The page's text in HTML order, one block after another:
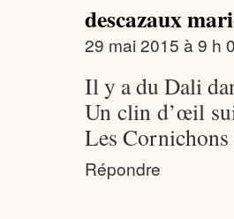
descazaux
29 mai 2015 à 9 h
Il y a du Dali
Un clin d’œil
Les Cornichons
Répondre